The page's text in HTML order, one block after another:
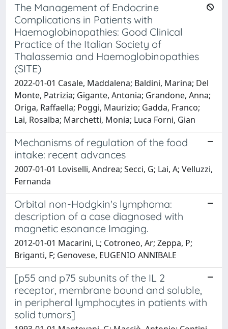
The Management of Endocrine
Complications in Patients with
Haemoglobinopathies: Good Clinical
Practice of the Italian Society of
Thalassemia and Haemoglobinopathies
(SITE)
2022-01-01 Casale, Maddalena; Baldini, Marina; Del
Monte, Patrizia; Gigante, Antonia; Grandone, Anna;
Origa, Raffaella; Poggi, Maurizio; Gadda, Franco;
Lai, Rosalba; Marchetti, Monia; Luca Forni, Gian
Mechanisms of regulation of the food
intake: recent advances
2007-01-01 Loviselli, Andrea; Secci, G; Lai, A; Velluzzi,
Fernanda
Orbital non-Hodgkin's lymphoma:
description of a case diagnosed with
magnetic esonance Imaging.
2012-01-01 Macarini, L; Cotroneo, Ar; Zeppa, P;
Briganti, F; Genovese, EUGENIO ANNIBALE
[p55 and p75 subunits of the IL 2
receptor, membrane bound and soluble,
in peripheral lymphocytes in patients with
solid tumors]